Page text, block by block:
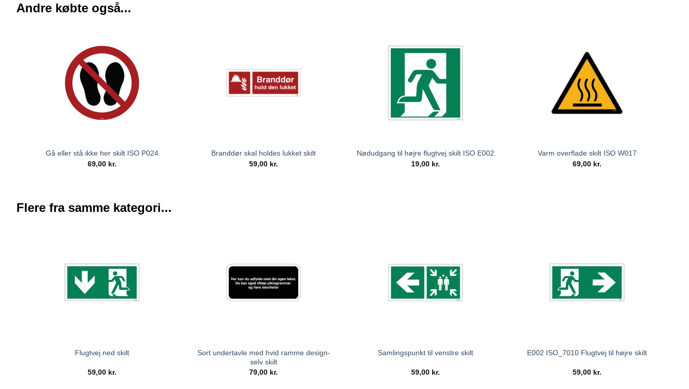
Andre købte også...
Gå eller stå ikke her skilt ISO P024
69,00 kr.
Branddør skal holdes lukket skilt
59,00 kr.
Nødudgang til højre flugtvej skilt ISO E002
19,00 kr.
Varm overflade skilt ISO W017
69,00 kr.
Flere fra samme kategori...
Flugtvej ned skilt
59,00 kr.
Sort undertavle med hvid ramme design-
selv skilt
79,00 kr.
Samlingspunkt til venstre skilt
59,00 kr.
E002 ISO_7010 Flugtvej til højre skilt
59,00 kr.